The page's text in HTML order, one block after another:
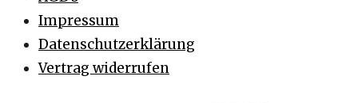
Impressum
Datenschutzerklärung
Vertrag widerrufen